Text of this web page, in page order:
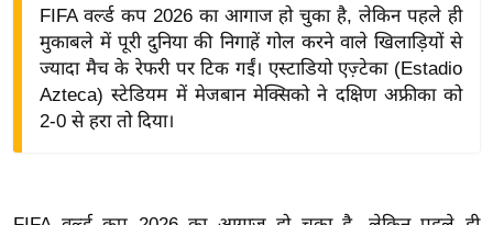
द्यो
FIFA वर्ल्ड कप 2026 का आगाज हो चुका है, लेकिन पहले ही
मुकाबले में पूरी दुनिया की निगाहें गोल करने वाले खिलाड़ियों से
ज्यादा मैच के रेफरी पर टिक गईं। एस्टाडियो एज़्टेका (Estadio
Azteca) स्टेडियम में मेजबान मेक्सिको ने दक्षिण अफ्रीका को
2-0 से हरा तो दिया।